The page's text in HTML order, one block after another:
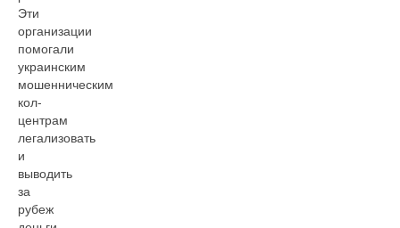
Эти
организации
помогали
украинским
мошенническим
кол-
центрам
легализовать
и
выводить
за
рубеж